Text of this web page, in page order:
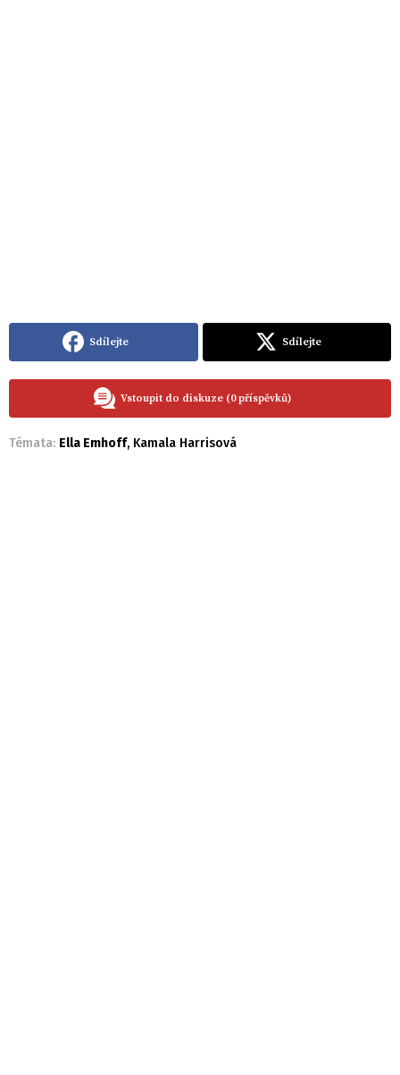
Sdílejte Sdílejte
Vstoupit do diskuze (0 příspěvků)
Témata: Ella Emhoff, Kamala Harrisová